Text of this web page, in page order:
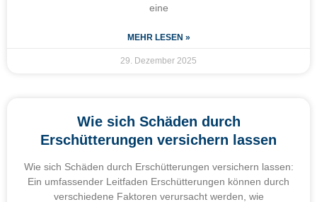
eine
MEHR LESEN »
29. Dezember 2025
Wie sich Schäden durch
Erschütterungen versichern lassen
Wie sich Schäden durch Erschütterungen versichern lassen:
Ein umfassender Leitfaden Erschütterungen können durch
verschiedene Faktoren verursacht werden, wie